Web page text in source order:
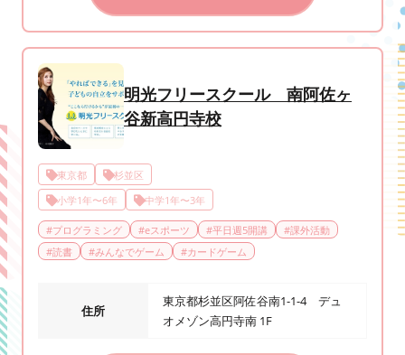
明光フリースクール 南阿佐ヶ
谷新高円寺校
東京都
杉並区
小学1年〜6年
中学1年〜3年
#プログラミング #eスポーツ #平日週5開講 #課外活動
#読書 #みんなでゲーム #カードゲーム
住所
東京都杉並区阿佐谷南1-1-4 デュ
オメゾン高円寺南 1F